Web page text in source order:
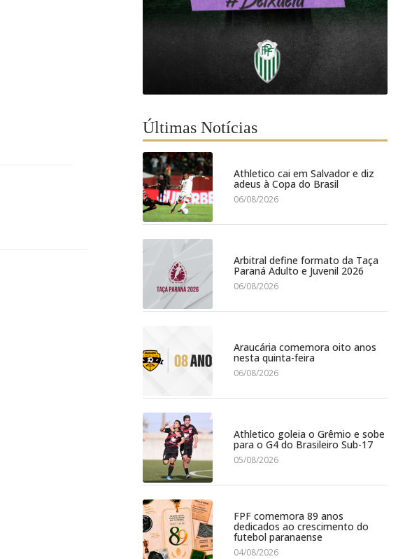
Últimas Notícias
Athletico cai em Salvador e diz
adeus à Copa do Brasil
06/08/2026
Arbitral define formato da Taça
Paraná Adulto e Juvenil 2026
06/08/2026
Araucária comemora oito anos
nesta quinta-feira
06/08/2026
Athletico goleia o Grêmio e sobe
para o G4 do Brasileiro Sub-17
05/08/2026
FPF comemora 89 anos
dedicados ao crescimento do
futebol paranaense
04/08/2026